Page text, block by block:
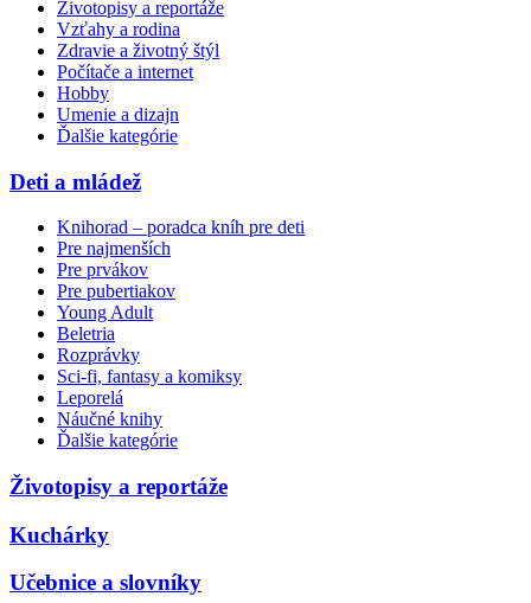
Životopisy a reportáže
Vzťahy a rodina
Zdravie a životný štýl
Počítače a internet
Hobby
Umenie a dizajn
Ďalšie kategórie
Deti a mládež
Knihorad – poradca kníh pre deti
Pre najmenších
Pre prvákov
Pre pubertiakov
Young Adult
Beletria
Rozprávky
Sci-fi, fantasy a komiksy
Leporelá
Náučné knihy
Ďalšie kategórie
Životopisy a reportáže
Kuchárky
Učebnice a slovníky